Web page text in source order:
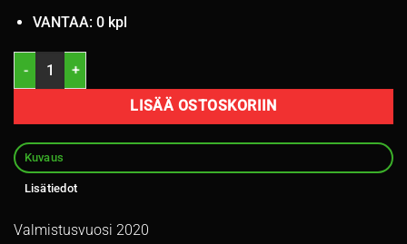
VANTAA: 0 kpl
215/60R16 Sava Intensa HP2 99V kesä 5mm / 4V55 määrä
LISÄÄ OSTOSKORIIN
Kuvaus
Lisätiedot
Valmistusvuosi 2020